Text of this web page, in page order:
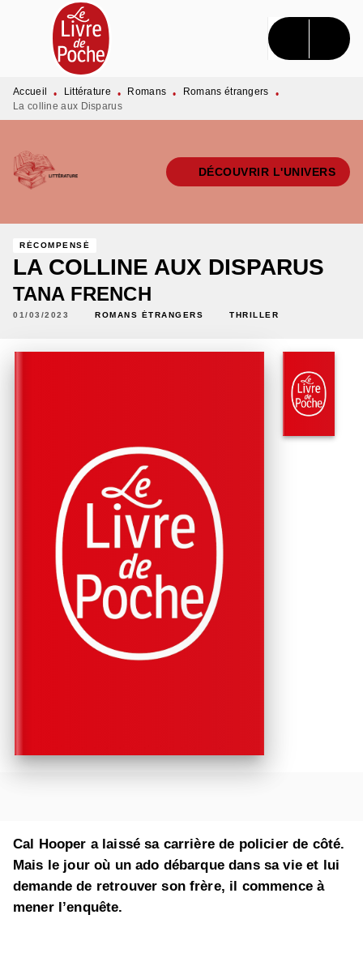
MENU RECHERCHE CONTENU
PIED DE PAGE
Accueil • Littérature • Romans • Romans étrangers
•
La colline aux Disparus
DÉCOUVRIR L'UNIVERS
RÉCOMPENSÉ
LA COLLINE AUX DISPARUS
TANA FRENCH
01/03/2023 ROMANS ÉTRANGERS THRILLER
Cal Hooper a laissé sa carrière de policier de côté.
Mais le jour où un ado débarque dans sa vie et lui
demande de retrouver son frère, il commence à
mener l’enquête.